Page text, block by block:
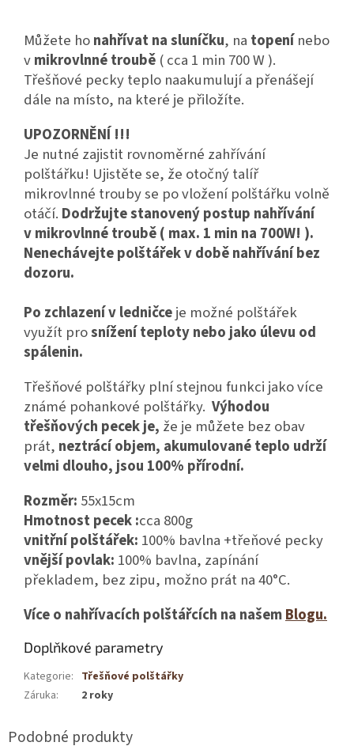
Můžete honahřívat na sluníčku, na topenínebo
vmikrovlnné troubě ( cca 1 min 700 W ).
Třešňové pecky teplo naakumulují a přenášejí
dále na místo, na které je přiložíte.
UPOZORNĚNÍ !!!
Je nutné zajistit rovnoměrné zahřívání
polštářku! Ujistěte se, že otočný talíř
mikrovlnné trouby se po vložení polštářku volně
otáčí. Dodržujte stanovený postup nahřívání
v mikrovlnné troubě ( max. 1 min na 700W! ).
Nenechávejte polštářek v době nahřívání bez
dozoru.
Po zchlazení v ledničceje možné polštářek
využít prosnížení teploty nebo jako úlevu od
spálenin.
Třešňové polštářky plní stejnou funkci jako více
známé pohankové polštářky. Výhodou
třešňových pecek je, že je můžete bez obav
prát, neztrácí objem, akumulované teplo udrží
velmi dlouho, jsou 100% přírodní.
Rozměr: 55x15cm
Hmotnost pecek :cca 800g
vnitřní polštářek: 100% bavlna +třeňové pecky
vnější povlak: 100% bavlna, zapínání
překladem, bez zipu, možno prát na 40°C.
Více o nahřívacích polštářcích na našemBlogu.
Doplňkové parametry
Kategorie: Třešňové polštářky
Záruka: 2 roky